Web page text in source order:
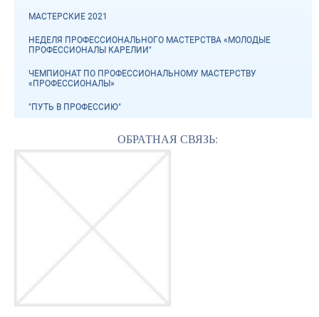
МАСТЕРСКИЕ 2021
НЕДЕЛЯ ПРОФЕССИОНАЛЬНОГО МАСТЕРСТВА «МОЛОДЫЕ
ПРОФЕССИОНАЛЫ КАРЕЛИИ"
ЧЕМПИОНАТ ПО ПРОФЕССИОНАЛЬНОМУ МАСТЕРСТВУ
«ПРОФЕССИОНАЛЫ»
"ПУТЬ В ПРОФЕССИЮ"
ОБРАТНАЯ СВЯЗЬ: